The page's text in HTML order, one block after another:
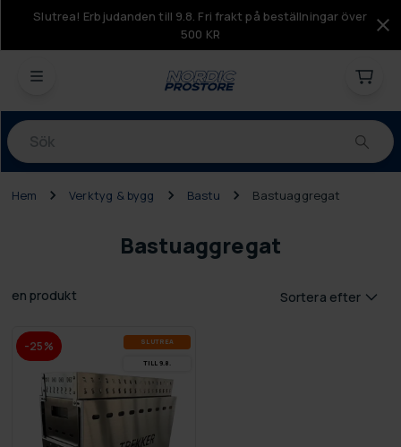
Slutrea! Erbjudanden till 9.8. Fri frakt på beställningar över
500 KR
Produkter
Hem Verktyg & bygg Bastu Bastuaggregat
Bastuaggregat
en produkt Sortera efter
-25% SLUT­REA
TILL 9.8.